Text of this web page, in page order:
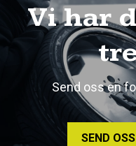
Vi har
Send oss en
SEND